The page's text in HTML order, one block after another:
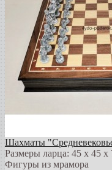
Шахматы
Размеры ларца: 45 x 45 х
Фигуры из мрамора